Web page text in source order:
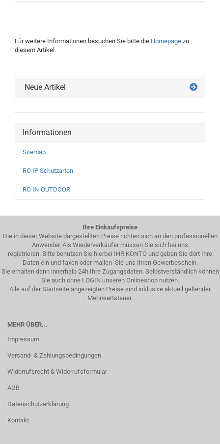
Für weitere Informationen besuchen Sie bitte die Homepage zu
diesem Artikel.
Neue Artikel
Informationen
Sitemap
RC-IP Schutzarten
RC-IN-OUTDOOR
Ihre Einkaufspreise
Die in dieser Website dargestellten Preise richten sich an den professionellen
Anwender. Als Wiederverkäufer müssen Sie sich bei uns
registrieren. Bitte benutzen Sie hierbei IHR KONTO und geben Sie dort Ihre
Daten ein und faxen oder mailen Sie uns Ihren Gewerbeschein.
Sie erhalten dann innerhalb 24h Ihre Zugangsdaten. Selbstverständlich können
Sie auch ohne LOGIN unseren Onlineshop nutzen.
Alle auf der Startseite angezeigten Preise sind inklusive aktuell geltender
Mehrwertsteuer.
MEHR ÜBER...
Impressum
Versand- & Zahlungsbedingungen
Widerrufsrecht & Widerrufsformular
AGB
Datenschutzerklärung
Kontakt